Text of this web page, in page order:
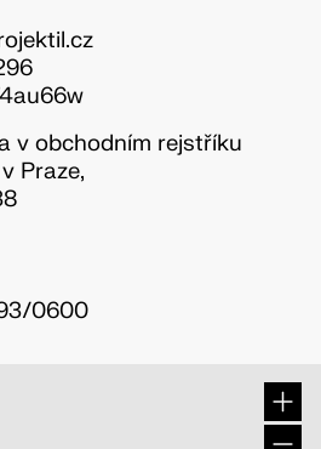
v obchodním rejstříku
Praze,
0600